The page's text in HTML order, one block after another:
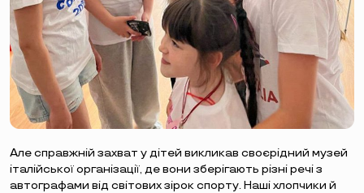
Але справжній захват у дітей викликав своєрідний музей
італійської організації, де вони зберігають різні речі з
автографами від світових зірок спорту. Наші хлопчики й